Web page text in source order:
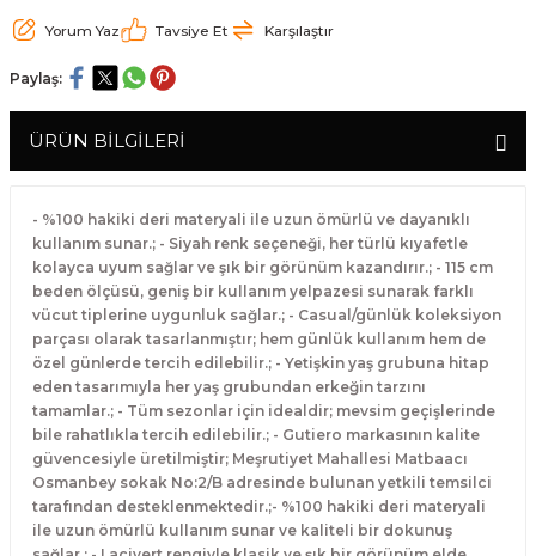
Yorum Yaz Tavsiye Et Karşılaştır
Paylaş:
ÜRÜN BİLGİLERİ
- %100 hakiki deri materyali ile uzun ömürlü ve dayanıklı
kullanım sunar.; - Siyah renk seçeneği, her türlü kıyafetle
kolayca uyum sağlar ve şık bir görünüm kazandırır.; - 115 cm
beden ölçüsü, geniş bir kullanım yelpazesi sunarak farklı
vücut tiplerine uygunluk sağlar.; - Casual/günlük koleksiyon
parçası olarak tasarlanmıştır; hem günlük kullanım hem de
özel günlerde tercih edilebilir.; - Yetişkin yaş grubuna hitap
eden tasarımıyla her yaş grubundan erkeğin tarzını
tamamlar.; - Tüm sezonlar için idealdir; mevsim geçişlerinde
bile rahatlıkla tercih edilebilir.; - Gutiero markasının kalite
güvencesiyle üretilmiştir; Meşrutiyet Mahallesi Matbaacı
Osmanbey sokak No:2/B adresinde bulunan yetkili temsilci
tarafından desteklenmektedir.;- %100 hakiki deri materyali
ile uzun ömürlü kullanım sunar ve kaliteli bir dokunuş